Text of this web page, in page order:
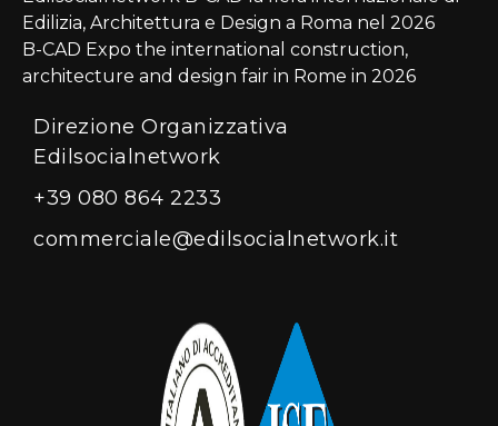
Edilizia, Architettura e Design a Roma nel 2026
B-CAD Expo the international construction,
architecture and design fair in Rome in 2026
Direzione Organizzativa
Edilsocialnetwork
+39 080 864 2233
commerciale@edilsocialnetwork.it